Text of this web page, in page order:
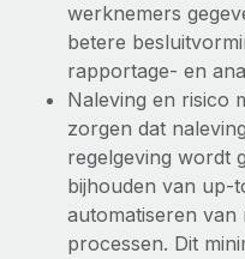
Apparaatbeheer
Lever en track
Entiteiten oprichten
Stel snel compliant
Mobiliteit en
Plaats werknemers
Global Payroll
EOR en PEO
Contractor Management
Belastingen
Naar de blog
werknemers
betere
rapportage- en
Naleving en risico
zorgen dat
regelgeving wordt
bijhouden van up-
automatiseren van
processen. Dit